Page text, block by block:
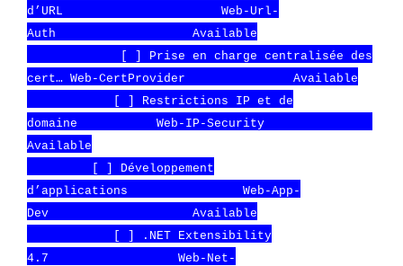
d’URL Web-Url-
Auth Available
[ ] Prise en charge centralisée des
cert… Web-CertProvider Available
[ ] Restrictions IP et de
domaine Web-IP-Security
Available
[ ] Développement
d’applications Web-App-
Dev Available
[ ] .NET Extensibility
4.7 Web-Net-